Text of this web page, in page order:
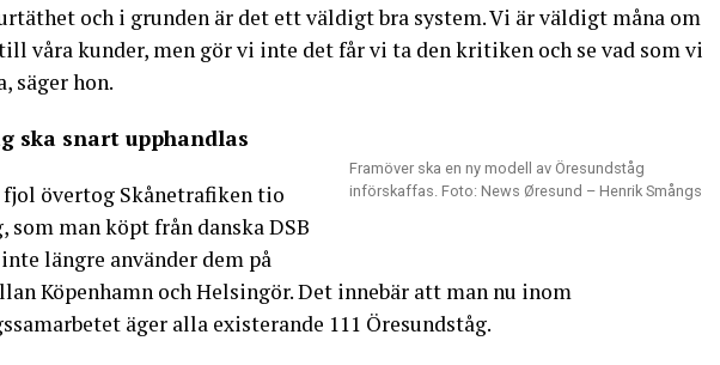
och i grunden är det ett väldigt bra system. Vi är väldigt måna om
våra kunder, men gör vi inte det får vi ta den kritiken och se vad som vi
säger hon.
Framöver ska en ny modell av Öresundståg
införskaffas. Foto: News Øresund – Henrik Smångs
ska snart upphandlas
fjol övertog Skånetrafiken tio
som man köpt från danska DSB
längre använder dem på
Köpenhamn och Helsingör. Det innebär att man nu inom
äger alla existerande 111 Öresundståg.